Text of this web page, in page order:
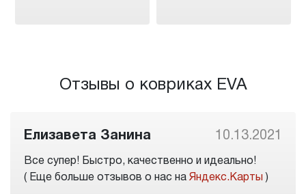
Отзывы о ковриках EVA
Елизавета Занина 10.13.2021
Все супер! Быстро, качественно и идеально!
( Еще больше отзывов о нас на Яндекс.Карты )